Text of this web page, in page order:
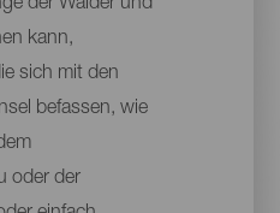
der Wälder und
kann,
sich mit den
befassen, wie
oder der